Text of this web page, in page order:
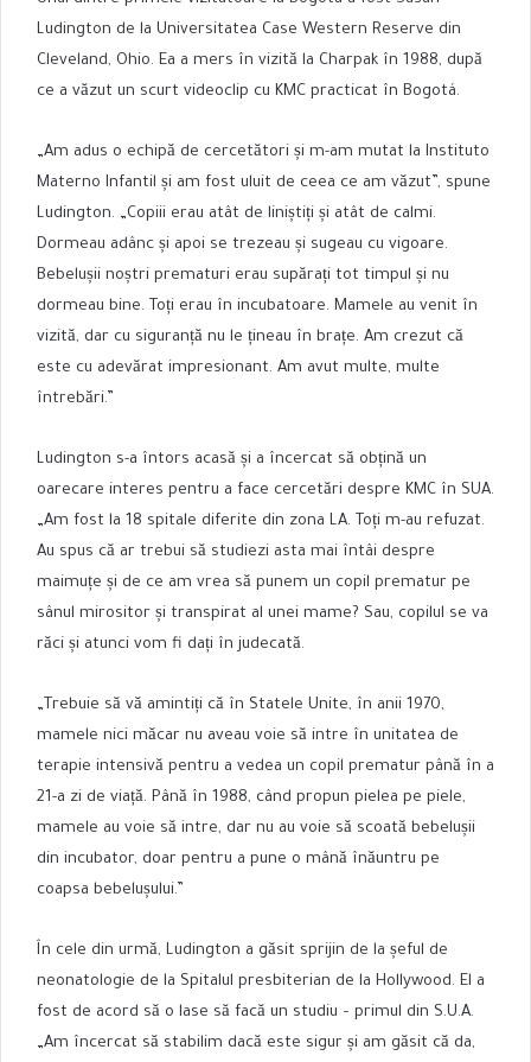
Ludington de la Universitatea Case Western Reserve din
Cleveland, Ohio. Ea a mers în vizită la Charpak în 1988, după
ce a văzut un scurt videoclip cu KMC practicat în Bogotá.
„Am adus o echipă de cercetători și m-am mutat la Instituto
Materno Infantil și am fost uluit de ceea ce am văzut”, spune
Ludington. „Copiii erau atât de liniștiți și atât de calmi.
Dormeau adânc și apoi se trezeau și sugeau cu vigoare.
Bebelușii noștri prematuri erau supărați tot timpul și nu
dormeau bine. Toți erau în incubatoare. Mamele au venit în
vizită, dar cu siguranță nu le țineau în brațe. Am crezut că
este cu adevărat impresionant. Am avut multe, multe
întrebări.”
Ludington s-a întors acasă și a încercat să obțină un
oarecare interes pentru a face cercetări despre KMC în SUA.
„Am fost la 18 spitale diferite din zona LA. Toți m-au refuzat.
Au spus că ar trebui să studiezi asta mai întâi despre
maimuțe și de ce am vrea să punem un copil prematur pe
sânul mirositor și transpirat al unei mame? Sau, copilul se va
răci și atunci vom fi dați în judecată.
„Trebuie să vă amintiți că în Statele Unite, în anii 1970,
mamele nici măcar nu aveau voie să intre în unitatea de
terapie intensivă pentru a vedea un copil prematur până în a
21-a zi de viață. Până în 1988, când propun pielea pe piele,
mamele au voie să intre, dar nu au voie să scoată bebelușii
din incubator, doar pentru a pune o mână înăuntru pe
coapsa bebelușului.”
În cele din urmă, Ludington a găsit sprijin de la șeful de
neonatologie de la Spitalul presbiterian de la Hollywood. El a
fost de acord să o lase să facă un studiu – primul din S.U.A.
„Am încercat să stabilim dacă este sigur și am găsit că da,